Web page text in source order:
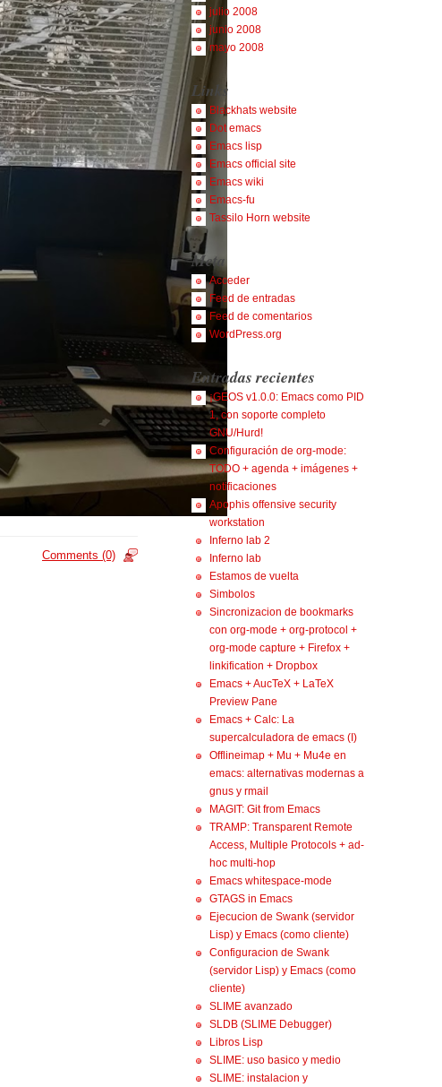
Comments (0)
julio 2008
junio 2008
mayo 2008
Links
Blackhats website
Dot emacs
Emacs lisp
Emacs official site
Emacs wiki
Emacs-fu
Tassilo Horn website
Meta
Acceder
Feed de entradas
Feed de comentarios
WordPress.org
Entradas recientes
¡GEOS v1.0.0: Emacs como PID
1, con soporte completo
GNU/Hurd!
Configuración de org-mode:
TODO + agenda + imágenes +
notificaciones
Apophis offensive security
workstation
Inferno lab 2
Inferno lab
Estamos de vuelta
Simbolos
Sincronizacion de bookmarks
con org-mode + org-protocol +
org-mode capture + Firefox +
linkification + Dropbox
Emacs + AucTeX + LaTeX
Preview Pane
Emacs + Calc: La
supercalculadora de emacs (I)
Offlineimap + Mu + Mu4e en
emacs: alternativas modernas a
gnus y rmail
MAGIT: Git from Emacs
TRAMP: Transparent Remote
Access, Multiple Protocols + ad-
hoc multi-hop
Emacs whitespace-mode
GTAGS in Emacs
Ejecucion de Swank (servidor
Lisp) y Emacs (como cliente)
Configuracion de Swank
(servidor Lisp) y Emacs (como
cliente)
SLIME avanzado
SLDB (SLIME Debugger)
Libros Lisp
SLIME: uso basico y medio
SLIME: instalacion y